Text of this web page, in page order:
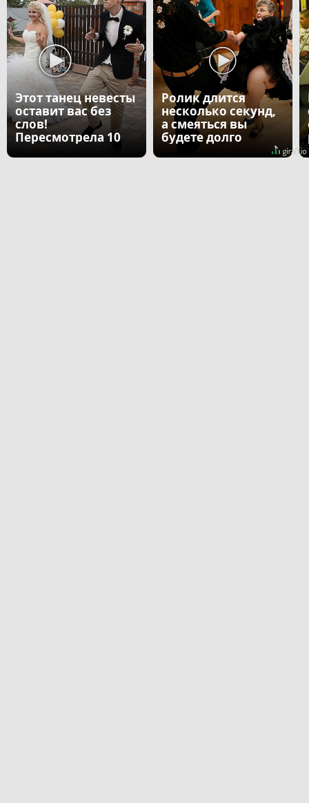
Этот танец невесты
оставит вас без
слов!
Пересмотрела 10
Ролик длится
несколько секунд,
а смеяться вы
будете долго